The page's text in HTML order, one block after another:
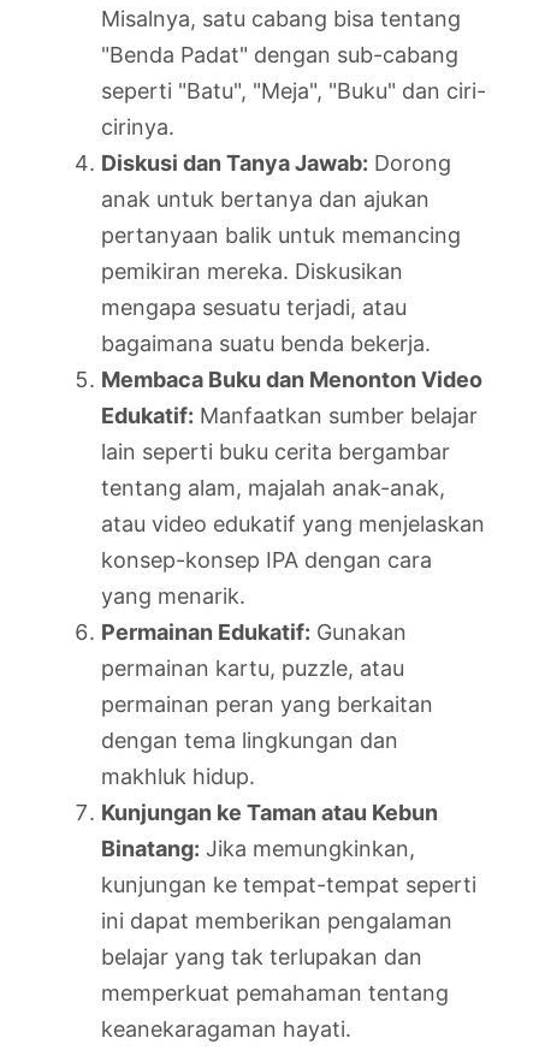
Misalnya, satu cabang bisa tentang
"Benda Padat" dengan sub-cabang
seperti "Batu", "Meja", "Buku" dan ciri-
cirinya.
Diskusi dan Tanya Jawab: Dorong
anak untuk bertanya dan ajukan
pertanyaan balik untuk memancing
pemikiran mereka. Diskusikan
mengapa sesuatu terjadi, atau
bagaimana suatu benda bekerja.
Membaca Buku dan Menonton Video
Edukatif: Manfaatkan sumber belajar
lain seperti buku cerita bergambar
tentang alam, majalah anak-anak,
atau video edukatif yang menjelaskan
konsep-konsep IPA dengan cara
yang menarik.
Permainan Edukatif: Gunakan
permainan kartu, puzzle, atau
permainan peran yang berkaitan
dengan tema lingkungan dan
makhluk hidup.
Kunjungan ke Taman atau Kebun
Binatang: Jika memungkinkan,
kunjungan ke tempat-tempat seperti
ini dapat memberikan pengalaman
belajar yang tak terlupakan dan
memperkuat pemahaman tentang
keanekaragaman hayati.